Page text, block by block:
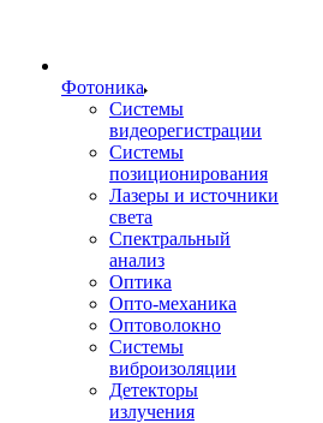
Фотоника
Cистемы
видеорегистрации
Системы
позиционирования
Лазеры и источники
света
Спектральный
анализ
Оптика
Опто-механика
Оптоволокно
Системы
виброизоляции
Детекторы
излучения